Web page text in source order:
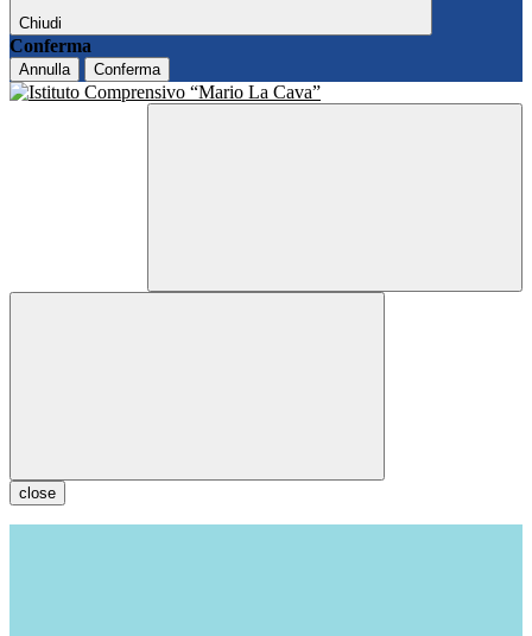
Chiudi
Conferma
Annulla Conferma
close